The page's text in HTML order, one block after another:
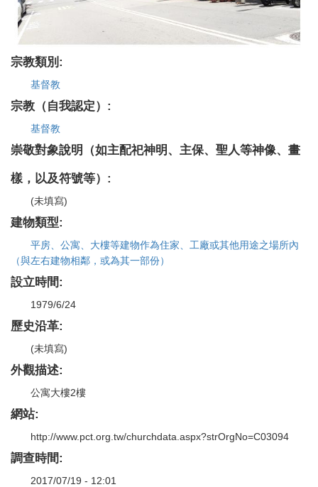
宗教類別:
基督教
宗教（自我認定）:
基督教
崇敬對象說明（如主配祀神明、主保、聖人等神像、畫
樣，以及符號等）:
(未填寫)
建物類型:
平房、公寓、大樓等建物作為住家、工廠或其他用途之場所內
（與左右建物相鄰，或為其一部份）
設立時間:
1979/6/24
歷史沿革:
(未填寫)
外觀描述:
公寓大樓2樓
網站:
http://www.pct.org.tw/churchdata.aspx?strOrgNo=C03094
調查時間:
2017/07/19 - 12:01